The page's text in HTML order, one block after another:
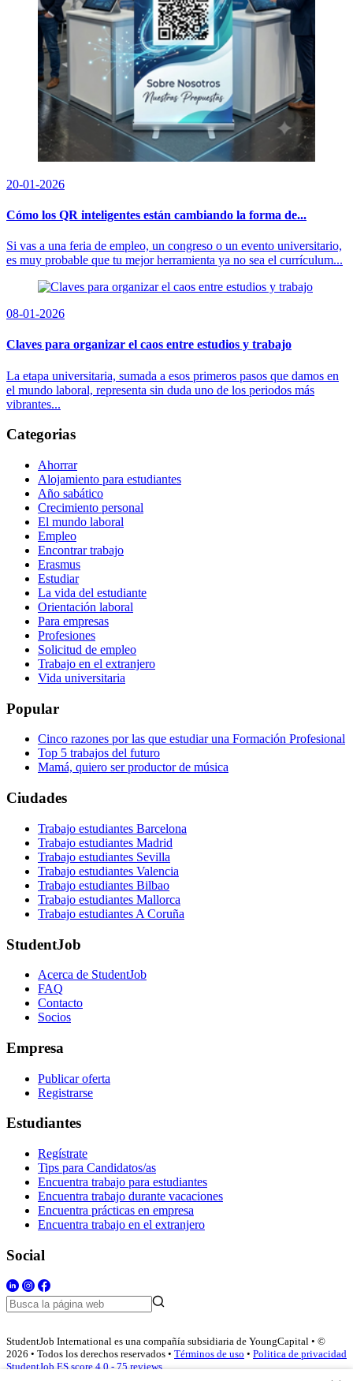
20-01-2026
Cómo los QR inteligentes están cambiando la forma de...
Si vas a una feria de empleo, un congreso o un evento universitario,
es muy probable que tu mejor herramienta ya no sea el currículum...
08-01-2026
Claves para organizar el caos entre estudios y trabajo
La etapa universitaria, sumada a esos primeros pasos que damos en
el mundo laboral, representa sin duda uno de los periodos más
vibrantes...
Categorias
Ahorrar
Alojamiento para estudiantes
Año sabático
Crecimiento personal
El mundo laboral
Empleo
Encontrar trabajo
Erasmus
Estudiar
La vida del estudiante
Orientación laboral
Para empresas
Profesiones
Solicitud de empleo
Trabajo en el extranjero
Vida universitaria
Popular
Cinco razones por las que estudiar una Formación Profesional
Top 5 trabajos del futuro
Mamá, quiero ser productor de música
Ciudades
Trabajo estudiantes Barcelona
Trabajo estudiantes Madrid
Trabajo estudiantes Sevilla
Trabajo estudiantes Valencia
Trabajo estudiantes Bilbao
Trabajo estudiantes Mallorca
Trabajo estudiantes A Coruña
StudentJob
Acerca de StudentJob
FAQ
Contacto
Socios
Empresa
Publicar oferta
Registrarse
Estudiantes
Regístrate
Tips para Candidatos/as
Encuentra trabajo para estudiantes
Encuentra trabajo durante vacaciones
Encuentra prácticas en empresa
Encuentra trabajo en el extranjero
Social
StudentJob International es una compañía subsidiaria de YoungCapital • ©
2026 • Todos los derechos reservados • Términos de uso • Politica de privacidad
StudentJob ES score 4.0 - 75 reviews